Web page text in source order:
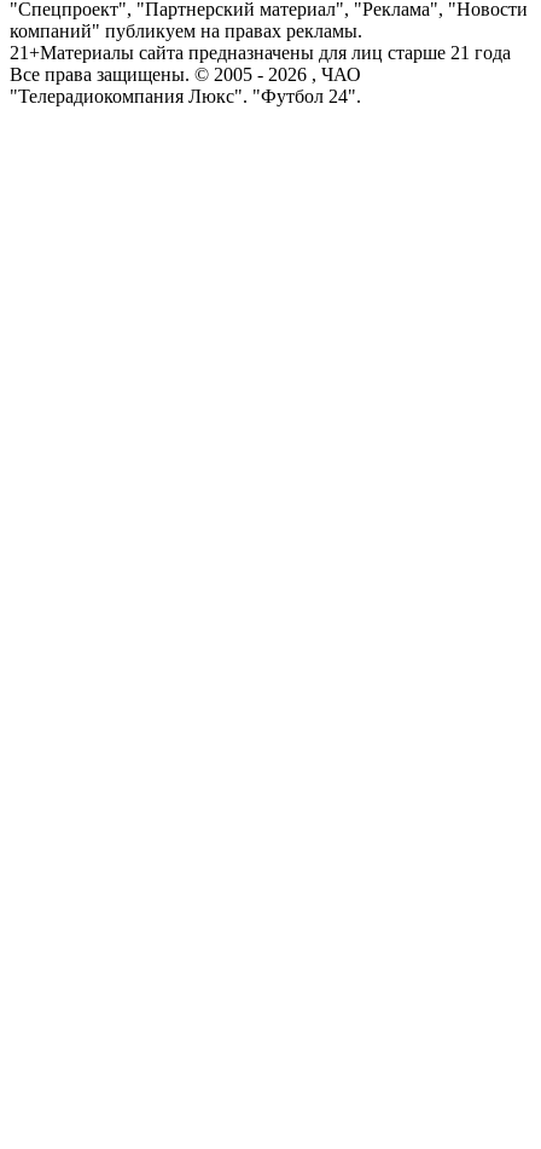
"Спецпроект", "Партнерский материал", "Реклама", "Новости
компаний" публикуем на правах рекламы.
21+Материалы сайта предназначены для лиц старше 21 года
Все права защищены. © 2005 - 2026 , ЧАО
"Телерадиокомпания Люкс". "Футбол 24".